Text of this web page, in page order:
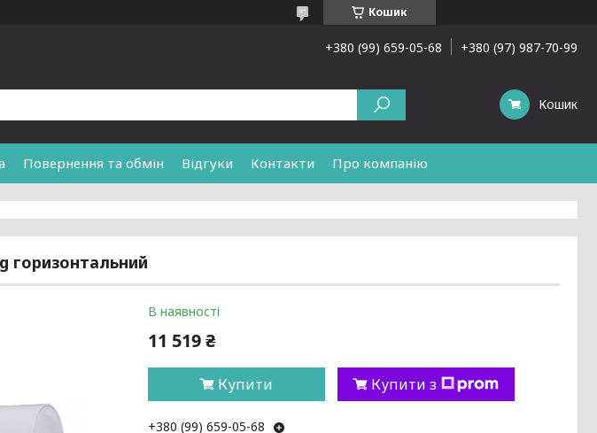
Кошик
+380 (99) 659-05-68 +380 (97) 987-70-99
Кошик
Повернення та обмін Відгуки Контакти Про компанію
горизонтальний
В наявності
11 519 ₴
Купити Купити з
+380 (99) 659-05-68